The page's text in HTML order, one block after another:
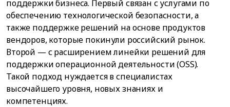
поддержки бизнеса. Первый связан с услугами по
обеспечению технологической безопасности, а
также поддержке решений на основе продуктов
вендоров, которые покинули российский рынок.
Второй — с расширением линейки решений для
поддержки операционной деятельности (OSS).
Такой подход нуждается в специалистах
высочайшего уровня, новых знаниях и
компетенциях.